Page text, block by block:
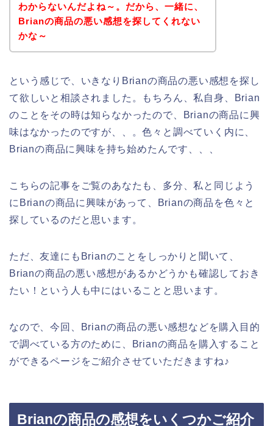
わからないんだよね～。だから、一緒に、
Brianの商品の悪い感想を探してくれない
かな～
という感じで、いきなりBrianの商品の悪い感想を探し
て欲しいと相談されました。もちろん、私自身、Brian
のことをその時は知らなかったので、Brianの商品に興
味はなかったのですが、、。色々と調べていく内に、
Brianの商品に興味を持ち始めたんです、、、
こちらの記事をご覧のあなたも、多分、私と同じよう
にBrianの商品に興味があって、Brianの商品を色々と
探しているのだと思います。
ただ、友達にもBrianのことをしっかりと聞いて、
Brianの商品の悪い感想があるかどうかも確認しておき
たい！という人も中にはいることと思います。
なので、今回、Brianの商品の悪い感想などを購入目的
で調べている方のために、Brianの商品を購入すること
ができるページをご紹介させていただきますね♪
Brianの商品の感想をいくつかご紹介